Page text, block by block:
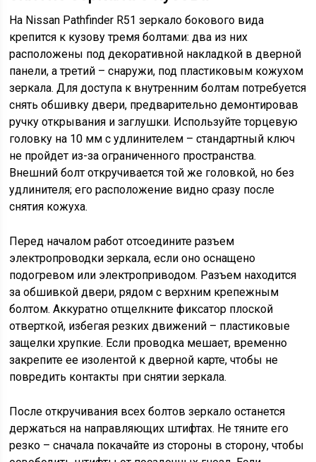
На Nissan Pathfinder R51 зеркало бокового вида
крепится к кузову тремя болтами: два из них
расположены под декоративной накладкой в дверной
панели, а третий – снаружи, под пластиковым кожухом
зеркала. Для доступа к внутренним болтам потребуется
снять обшивку двери, предварительно демонтировав
ручку открывания и заглушки. Используйте торцевую
головку на 10 мм с удлинителем – стандартный ключ
не пройдет из-за ограниченного пространства.
Внешний болт откручивается той же головкой, но без
удлинителя; его расположение видно сразу после
снятия кожуха.
Перед началом работ отсоедините разъем
электропроводки зеркала, если оно оснащено
подогревом или электроприводом. Разъем находится
за обшивкой двери, рядом с верхним крепежным
болтом. Аккуратно отщелкните фиксатор плоской
отверткой, избегая резких движений – пластиковые
защелки хрупкие. Если проводка мешает, временно
закрепите ее изолентой к дверной карте, чтобы не
повредить контакты при снятии зеркала.
После откручивания всех болтов зеркало останется
держаться на направляющих штифтах. Не тяните его
резко – сначала покачайте из стороны в сторону, чтобы